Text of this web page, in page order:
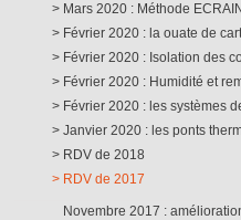
Mars 2020 : Méthode
Février 2020 : la ouate de
Février 2020 : Isolation des
Février 2020 : Humidité et
Février 2020 : les systèmes
Janvier 2020 : les ponts
RDV de 2018
RDV de 2017
Novembre 2017 :